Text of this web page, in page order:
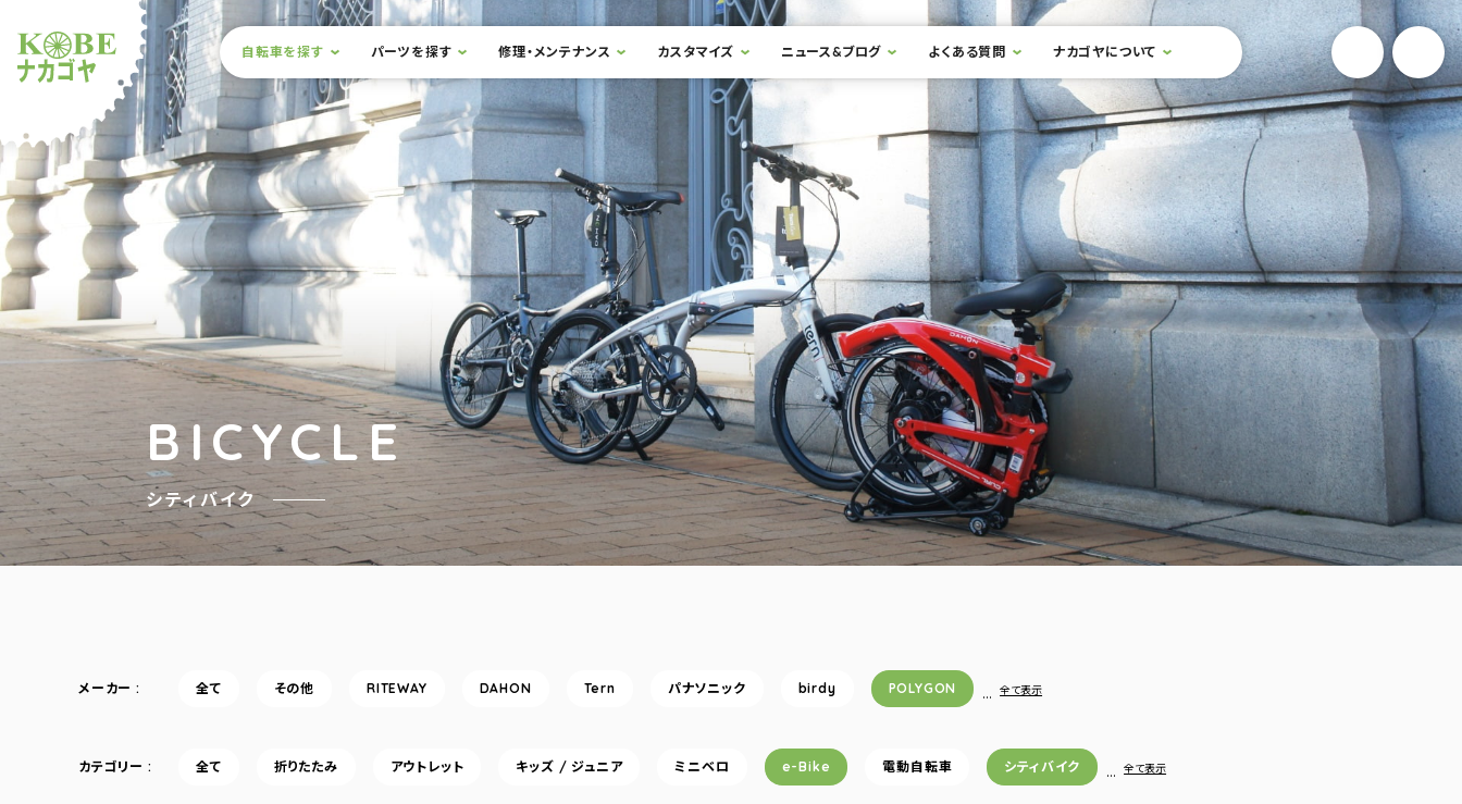
ショップナカゴヤ
サイト内メニュー
本文までスキップ
自転車を探す パーツを探す 修理・メンテナンス カスタマイズ ニュース&ブログ よくある質問 ナカゴヤについて 検索フォームを開閉する YouTube
BICYCLE
シティバイク
メーカー 全て その他 RITEWAY DAHON Tern パナソニック birdy POLYGON … 全て表示
カテゴリー 全て 折りたたみ アウトレット キッズ / ジュニア ミニベロ e-Bike 電動自転車 シティバイク … 全て表示